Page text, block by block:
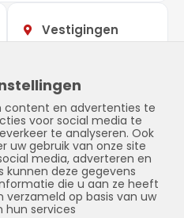
Vestigingen
Tinnegieter 7
9502 EX Stadskanaal
content en advertenties te
voor social media te
te analyseren. Ook
uw gebruik van onze site
media, adverteren en
kunnen deze gegevens
die u aan ze heeft
op basis van uw
hun services